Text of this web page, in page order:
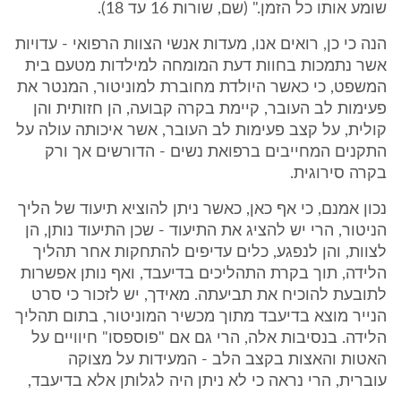
שומע אותו כל הזמן." (שם, שורות 16 עד 18).
הנה כי כן, רואים אנו, מעדות אנשי הצוות הרפואי - עדויות
אשר נתמכות בחוות דעת המומחה למילדות מטעם בית
המשפט, כי כאשר היולדת מחוברת למוניטור, המנטר את
פעימות לב העובר, קיימת בקרה קבועה, הן חזותית והן
קולית, על קצב פעימות לב העובר, אשר איכותה עולה על
התקנים המחייבים ברפואת נשים - הדורשים אך ורק
בקרה סירוגית.
נכון אמנם, כי אף כאן, כאשר ניתן להוציא תיעוד של הליך
הניטור, הרי יש להציג את התיעוד - שכן התיעוד נותן, הן
לצוות, והן לנפגע, כלים עדיפים להתחקות אחר תהליך
הלידה, תוך בקרת התהליכים בדיעבד, ואף נותן אפשרות
לתובעת להוכיח את תביעתה. מאידך, יש לזכור כי סרט
הנייר מוצא בדיעבד מתוך מכשיר המוניטור, בתום תהליך
הלידה. בנסיבות אלה, הרי גם אם "פוספסו" חיוויים על
האטות והאצות בקצב הלב - המעידות על מצוקה
עוברית, הרי נראה כי לא ניתן היה לגלותן אלא בדיעבד,